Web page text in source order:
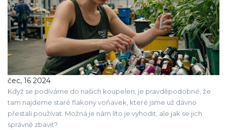
čec, 16 2024
Když se podíváme do našich koupelen, je pravděpodobné, že
tam najdeme staré flakony voňavek, které jsme už dávno
přestali používat. Možná je nám líto je vyhodit, ale jak se jich
správně zbavit?